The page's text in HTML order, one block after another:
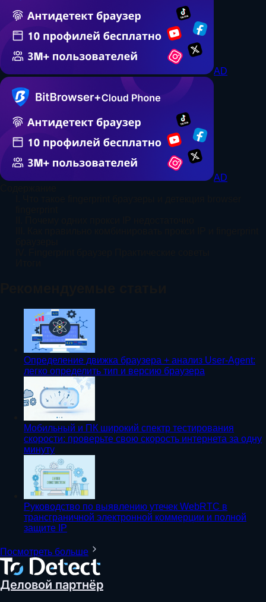
AD
AD
Определение движка браузера + анализ User-Agent:
легко определить тип и версию браузера
Мобильный и ПК широкий спектр тестирования
скорости: проверьте свою скорость интернета за одну
минуту
Руководство по выявлению утечек WebRTC в
трансграничной электронной коммерции и полной
защите IP
Посмотреть больше
Деловой партнёр